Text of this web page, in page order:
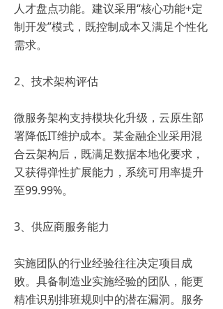
人才盘点功能。建议采用“核心功能+定
制开发”模式，既控制成本又满足个性化
需求。
2、技术架构评估
微服务架构支持模块化升级，云原生部
署降低IT维护成本。某金融企业采用混
合云架构后，既满足数据本地化要求，
又获得弹性扩展能力，系统可用率提升
至99.99%。
3、供应商服务能力
实施团队的行业经验往往决定项目成
败。具备制造业实施经验的团队，能更
精准识别排班规则中的潜在漏洞。服务